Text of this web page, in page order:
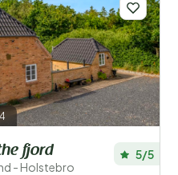
fjord
- Holstebro
5/5